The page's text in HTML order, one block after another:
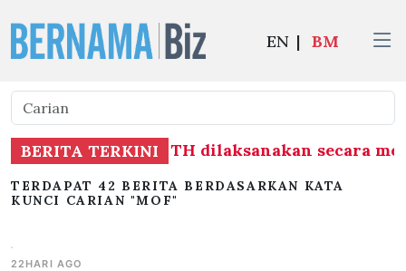
EN | BM
BERITA TERKINI
Laporan RCI TH dilaksanakan secara
TERDAPAT 42 BERITA BERDASARKAN KATA
KUNCI CARIAN "MOF"
22HARI AGO